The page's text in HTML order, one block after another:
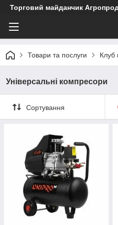
Торговий майданчик
Товари та послуги Клуб
Універсальні компресори
Сортування